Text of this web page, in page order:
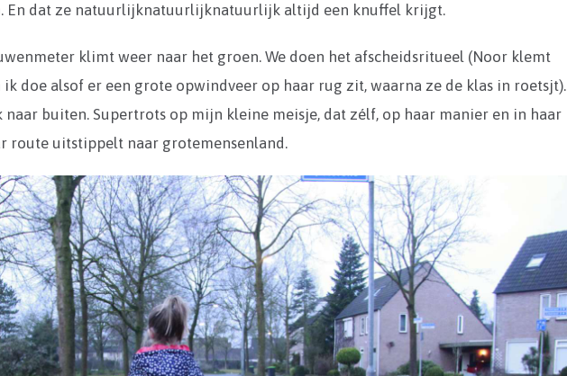
En dat ze natuurlijknatuurlijknatuurlijk altijd een knuffel krijgt.
klimt weer naar het groen. We doen het afscheidsritueel (Noor klemt
ik doe alsof er een grote opwindveer op haar rug zit, waarna ze de klas in roetsjt).
naar buiten. Supertrots op mijn kleine meisje, dat zélf, op haar manier en in haar
route uitstippelt naar grotemensenland.